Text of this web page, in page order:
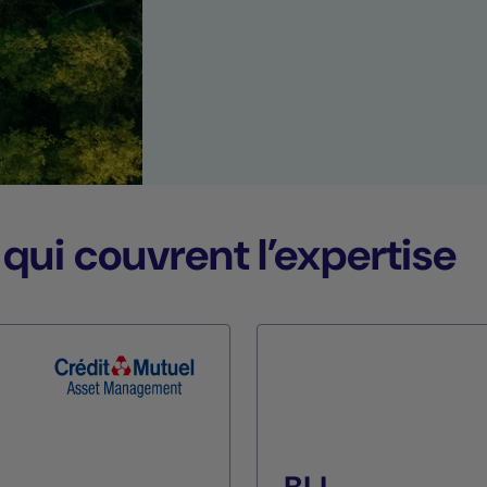
couvrent l’expertise